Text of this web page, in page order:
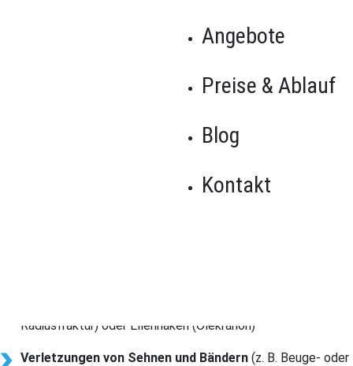
Angebote
Preise & Ablauf
Blog
Kontakt
gezielte physiotherapeutische Unterstützung – unabhängig
davon, ob Ihre Beschwerden akut, chronisch oder nach einer
zu verbessern, Schmerzen zu lindern und Sie wieder aktiv durchs
Akute Schmerzen nach Verletzung oder Unfall
entstehen häufig durch äußere Einwirkungen wie Stürze, Unfälle
oder plötzliche Belastungen. Solche Verletzungen erfordern eine
Radiusfraktur) oder Ellenhaken (Olekranon)
Verletzungen von Sehnen und Bändern (z. B. Beuge- oder